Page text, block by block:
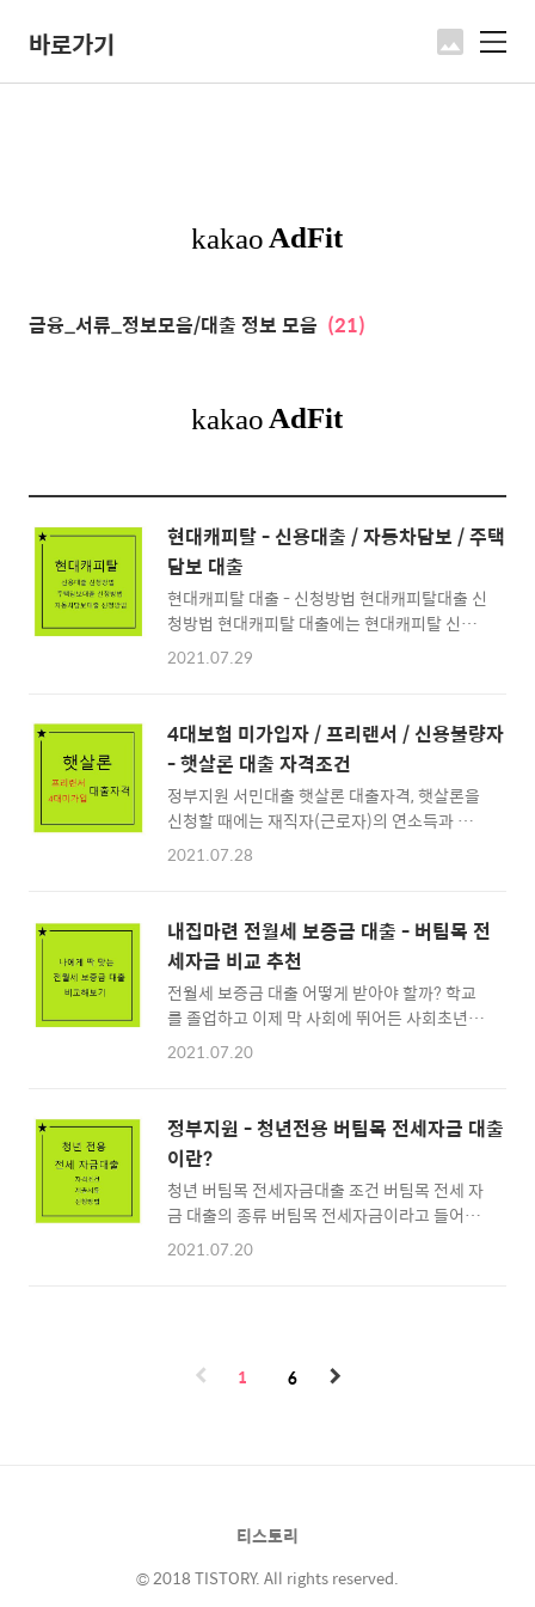
바로가기 메
금융_서류_정보모음/대출 정보 모음 (21)
현대캐피탈 - 신용대출 / 자동차담보 / 주택
담보 대출
현대캐피탈 대출 - 신청방법 현대캐피탈대출 신
청방법 현대캐피탈 대출에는 현대캐피탈 신용
대출, 현대캐피탈 주택담보대출 현대캐피탈 자
탈 대출을 신청하는 방법으로는 전화상담으로
신청하거나 1577-6174 상담시간 : 평일 09:00
~ 18:00 (주말, 공휴일 제외) 현대캐피탈 인터
넷대출 신청으로 온라인(PC) 신청이 가능합니
다. 또한 휴대전화 모바일을 통하여 현대캐피탈
어플을 설치하여 대출신청도 가능합니다. 현대
출신청 및 대출상담 - 바로가기 현대캐피탈 인
터넷대출 신청으로 온라인(PC) 신청이 가능합
니다. 또한 휴대전화 모바일..
2021.07.29
4대보험 미가입자 / 프리랜서 / 신용불량자
- 햇살론 대출 자격조건
정부지원 서민대출 햇살론 대출자격, 햇살론을
신청할 때에는 재직자(근로자)의 연소득과 재직
기간에 따라 대출조건으로 선정되는데 저금리
공통으로 아래와 같습니다. 연소득 3500만 이
하 연소득 3500~4500만 이하 (개인 신용평점
20% 이하) 재직기간 3개월 이상 신용점수 올리
는 방법 ◀ 바로가기 햇살론은 재직기간과 연소
득을 기준으로 재직기간을 요구하는 직장인을
대상으로 하는 대출인데요 4대보험 미가입자
햇살론 신청하는 방법 4대보험 미가입자 햇살
론 대출자격 조건, 대출자격 조건 일반 햇살론
대출자격 조건과 크게 다르지는 ..
2021.07.28
내집마련 전월세 보증금 대출 - 버팀목 전
세자금 비교 추천
전월세 보증금 대출 어떻게 받아야 할까? 학교
를 졸업하고 이제 막 사회에 뛰어든 사회초년생
장거리 회사를 다니기 위하여 주거지를 구하는
의 집을 구해야 하는데요. 내집마련은 생각처럼
쉬운일이 아니랍니다. 내집마련을 계획중인 모
두가 거주지를 구하기 위하여 대출을 선택하는
데요. 하지만 최근에는 대출 심사가 매우 까다로
워 신용대출, 담보대출 등을 받기 힘들기 때문에
은행에서 지원하는 버팀목 전월세 보증금 대출
로 버팀목 전세자금 대출의 종류로는..
2021.07.20
정부지원 - 청년전용 버팀목 전세자금 대출
이란?
청년 버팀목 전세자금대출 조건 버팀목 전세 자
금 대출의 종류 버팀목 전세자금이라고 들어보
셨나요? 생소한 단어로 들리실텐데요 이제 막
게 되는 대출상품인데요. 청년 전용 버팀목 전세
자금 대출은 전세 자금 마련이 어려운 무주택 저
세자금 대출 버팀목 전세자금 대출의 종류로는
청년 전용 전세자금 대출, 중소기업 청년..
2021.07.20
1 6
티스토리
© 2018 TISTORY. All rights reserved.